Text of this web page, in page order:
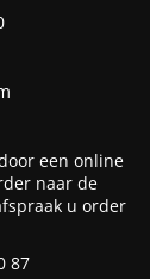
een online
naar de
u order
87